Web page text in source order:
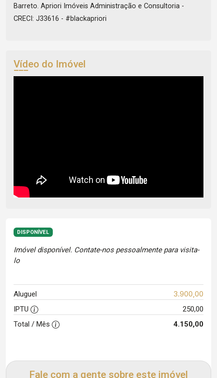
Barreto. Apriori Imóveis Administração e Consultoria -
CRECI: J33616 - #blackapriori
Vídeo do Imóvel
DISPONÍVEL
Imóvel disponível. Contate-nos pessoalmente para visita-
lo
Aluguel 3.900,00
IPTU
250,00
Total / Mês
4.150,00
Fale com a gente sobre este imóvel